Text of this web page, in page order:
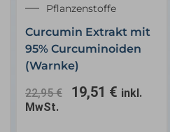
Pflanzenstoffe
Curcumin Extrakt mit
95% Curcuminoiden
(Warnke)
22,95€
Ursprünglicher
Preis
war:
22,95 €
19,51 €
Preis
ist:
19,51 €.
inkl.
MwSt.